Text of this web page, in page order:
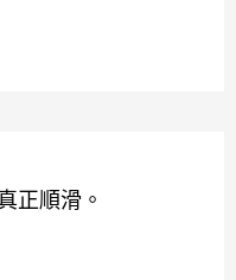
正順滑。